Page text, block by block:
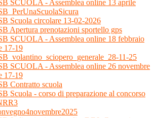
SCUOLA - Assemblea online 13 aprile
Scuola circolare 13-02-2026
Apertura prenotazioni sportello gps
SCUOLA - Assemblea online 18 febbraio
17-19
11-25
SCUOLA - Assemblea online 26 novembre
17-19
Contratto scuola
Scuola - corso di preparazione al concorso